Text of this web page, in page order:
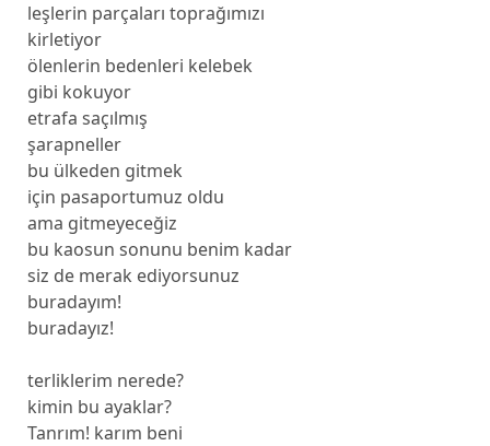
leşlerin parçaları toprağımızı
kirletiyor
ölenlerin bedenleri kelebek
gibi kokuyor
etrafa saçılmış
şarapneller
bu ülkeden gitmek
için pasaportumuz oldu
ama gitmeyeceğiz
bu kaosun sonunu benim kadar
siz de merak ediyorsunuz
buradayım!
buradayız!
terliklerim nerede?
kimin bu ayaklar?
Tanrım! karım beni